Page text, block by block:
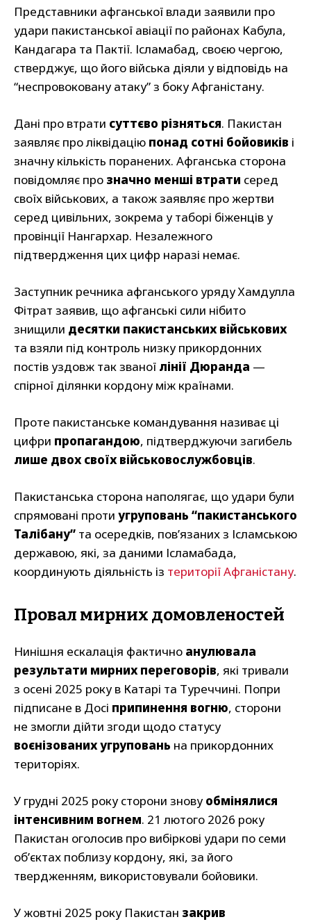
Представники афганської влади заявили про
удари пакистанської авіації по районах Кабула,
Кандагара та Пактії. Ісламабад, своєю чергою,
стверджує, що його війська діяли у відповідь на
“неспровоковану атаку” з боку Афганістану.
Дані про втрати суттєво різняться. Пакистан
заявляє про ліквідацію понад сотні бойовиків і
значну кількість поранених. Афганська сторона
повідомляє про значно менші втрати серед
своїх військових, а також заявляє про жертви
серед цивільних, зокрема у таборі біженців у
провінції Нангархар. Незалежного
підтвердження цих цифр наразі немає.
Заступник речника афганського уряду Хамдулла
Фітрат заявив, що афганські сили нібито
знищили десятки пакистанських військових
та взяли під контроль низку прикордонних
постів уздовж так званої лінії Дюранда —
спірної ділянки кордону між країнами.
Проте пакистанське командування називає ці
цифри пропагандою, підтверджуючи загибель
лише двох своїх військовослужбовців.
Пакистанська сторона наполягає, що удари були
спрямовані проти угруповань “пакистанського
Талібану” та осередків, пов’язаних з Ісламською
державою, які, за даними Ісламабада,
координують діяльність із території Афганістану.
Провал мирних домовленостей
Нинішня ескалація фактично анулювала
результати мирних переговорів, які тривали
з осені 2025 року в Катарі та Туреччині. Попри
підписане в Досі припинення вогню, сторони
не змогли дійти згоди щодо статусу
воєнізованих угруповань на прикордонних
територіях.
У грудні 2025 року сторони знову обмінялися
інтенсивним вогнем. 21 лютого 2026 року
Пакистан оголосив про вибіркові удари по семи
об’єктах поблизу кордону, які, за його
твердженням, використовували бойовики.
У жовтні 2025 року Пакистан закрив